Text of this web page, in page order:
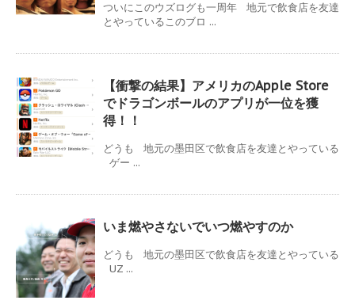
ついにこのウズログも一周年 地元で飲食店を友達
とやっているこのブロ ...
【衝撃の結果】アメリカのApple Store
でドラゴンボールのアプリが一位を獲
得！！
どうも 地元の墨田区で飲食店を友達とやっている
ゲー ...
いま燃やさないでいつ燃やすのか
どうも 地元の墨田区で飲食店を友達とやっている
UZ ...